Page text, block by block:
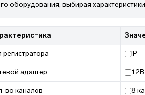
оборудования, выбирая
регистратора IP
адаптер 12В
во каналов 8